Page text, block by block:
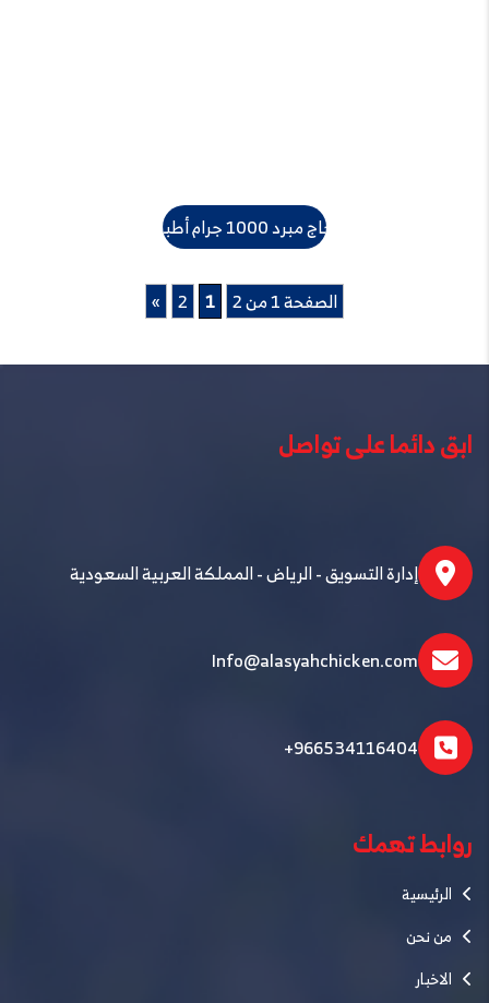
دجاج مبرد 1000 جرام أطباق
الصفحة 1 من 2 1
2
»
ابق دائما على تواصل
إدارة التسويق - الرياض - المملكة العربية السعودية
Info@alasyahchicken.com
+966534116404
روابط تهمك
الرئيسية
من نحن
الاخبار